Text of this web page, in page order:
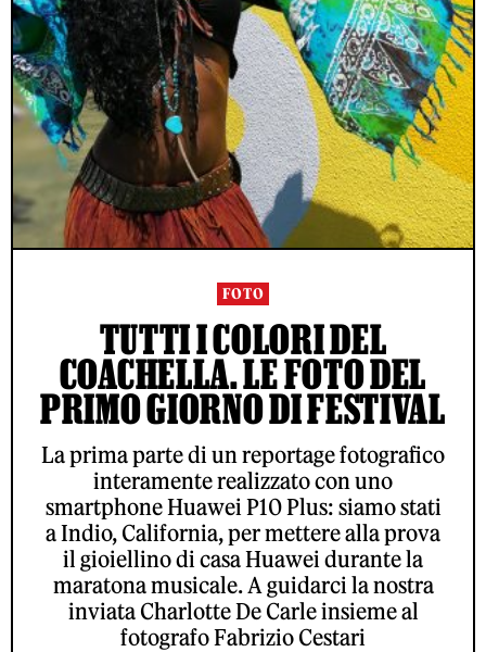
FOTO
TUTTI I COLORI DEL
COACHELLA. LE FOTO DEL
PRIMO GIORNO DI FESTIVAL
La prima parte di un reportage fotografico
interamente realizzato con uno
smartphone Huawei P10 Plus: siamo stati
a Indio, California, per mettere alla prova
il gioiellino di casa Huawei durante la
maratona musicale. A guidarci la nostra
inviata Charlotte De Carle insieme al
fotografo Fabrizio Cestari